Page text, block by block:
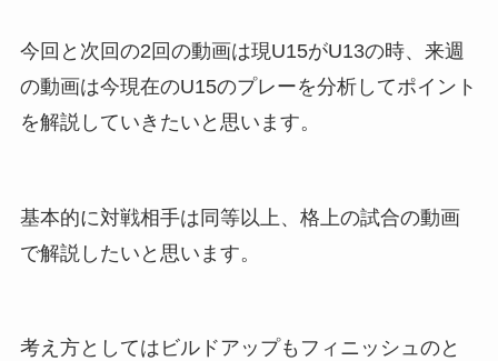
今回と次回の2回の動画は現U15がU13の時、来週
の動画は今現在のU15のプレーを分析してポイント
を解説していきたいと思います。
基本的に対戦相手は同等以上、格上の試合の動画
で解説したいと思います。
考え方としてはビルドアップもフィニッシュのと